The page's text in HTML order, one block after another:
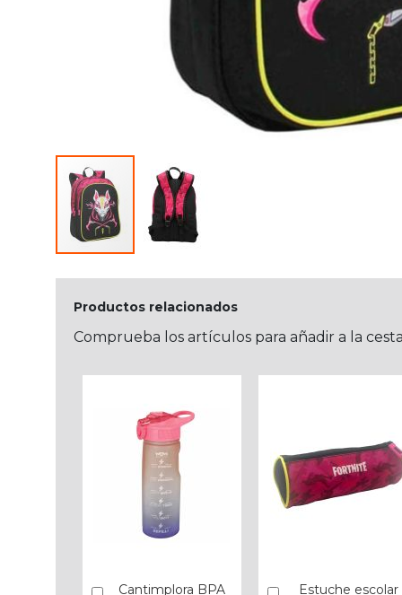
Productos relacionados
Comprueba los artículos para añadir a la
Cantimplora BPA
Añadir
Estuche escolar
Añadir